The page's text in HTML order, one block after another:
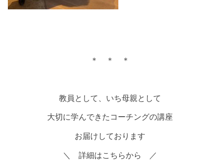
＊ ＊ ＊
教員として、いち母親として
大切に学んできたコーチングの講座
お届けしております
＼ 詳細はこちらから ／